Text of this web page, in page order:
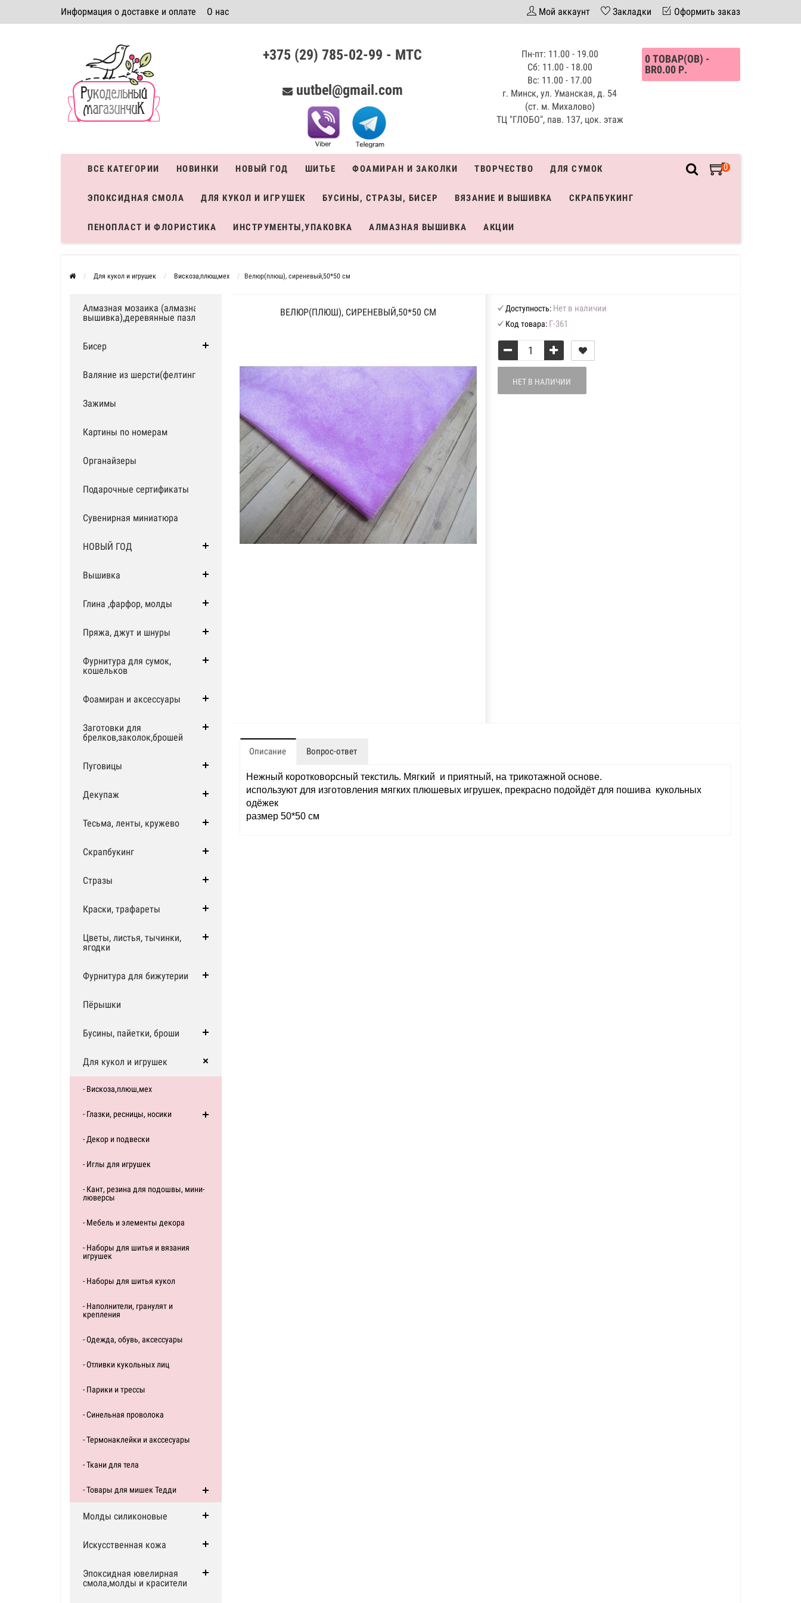
Информация о доставке и оплате О нас
Система скидок
Мой аккаунт Закладки Оформить заказ
+375 (29) 785-02-99 - МТС
uutbel@gmail.com
Пн-пт: 11.00 - 19.00
Сб: 11.00 - 18.00
Вс: 11.00 - 17.00
г. Минск, ул. Уманская, д. 54
(ст. м. Михалово)
ТЦ "ГЛОБО", пав. 137, цок. этаж
0 ТОВАР(ОВ) -
BR0.00 Р.
0
ВСЕ КАТЕГОРИИ НОВИНКИ НОВЫЙ ГОД ШИТЬЕ ФОАМИРАН И ЗАКОЛКИ ТВОРЧЕСТВО ДЛЯ СУМОК
ЭПОКСИДНАЯ СМОЛА ДЛЯ КУКОЛ И ИГРУШЕК БУСИНЫ, СТРАЗЫ, БИСЕР ВЯЗАНИЕ И ВЫШИВКА СКРАПБУКИНГ
ПЕНОПЛАСТ И ФЛОРИСТИКА ИНСТРУМЕНТЫ,УПАКОВКА АЛМАЗНАЯ ВЫШИВКА АКЦИИ
Для кукол и игрушек Вискоза,плюш,мех Велюр(плюш), сиреневый,50*50 см
Алмазная мозаика (алмазная
вышивка),деревянные пазлы
Бисер
Валяние из шерсти(фелтинг)
Зажимы
Картины по номерам
Органайзеры
Подарочные сертификаты
Сувенирная миниатюра
НОВЫЙ ГОД
Вышивка
Глина ,фарфор, молды
Пряжа, джут и шнуры
Фурнитура для сумок,
кошельков
Фоамиран и аксессуары
Заготовки для
брелков,заколок,брошей
Пуговицы
Декупаж
Тесьма, ленты, кружево
Скрапбукинг
Стразы
Краски, трафареты
Цветы, листья, тычинки,
ягодки
Фурнитура для бижутерии
Пёрышки
Бусины, пайетки, броши
Для кукол и игрушек
- Вискоза,плюш,мех
- Глазки, ресницы, носики
- Декор и подвески
- Иглы для игрушек
- Кант, резина для подошвы, мини-
люверсы
- Мебель и элементы декора
- Наборы для шитья и вязания
игрушек
- Наборы для шитья кукол
- Наполнители, гранулят и
крепления
- Одежда, обувь, аксессуары
- Отливки кукольных лиц
- Парики и трессы
- Синельная проволока
- Термонаклейки и акссесуары
- Ткани для тела
- Товары для мишек Тедди
Молды силиконовые
Искусственная кожа
Эпоксидная ювелирная
смола,молды и красители
ВЕЛЮР(ПЛЮШ), СИРЕНЕВЫЙ,50*50 СМ Доступность:Нет в наличии
Код товара: Г-361
НЕТ В НАЛИЧИИ
Описание Вопрос-ответ
Нежный коротковорсный текстиль. Мягкий и приятный, на трикотажной основе.
используют для изготовления мягких плюшевых игрушек, прекрасно подойдёт для пошива кукольных
одёжек
размер 50*50 см